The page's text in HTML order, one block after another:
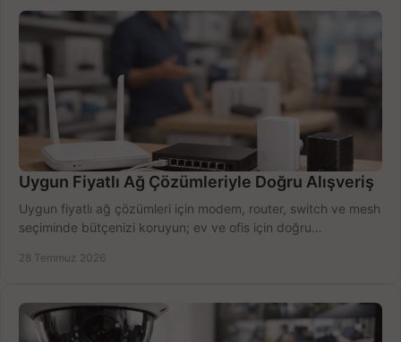
Uygun Fiyatlı Ağ Çözümleriyle Doğru Alışveriş
Uygun fiyatlı ağ çözümleri için modem, router, switch ve mesh
seçiminde bütçenizi koruyun; ev ve ofis için doğru
28 Temmuz 2026